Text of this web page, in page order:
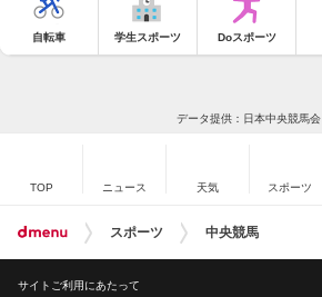
自転車 学生スポーツ Doスポーツ
データ提供：日本中央競馬会
TOP ニュース 天気 スポーツ
スポーツ 中央競馬
サイトご利用にあたって